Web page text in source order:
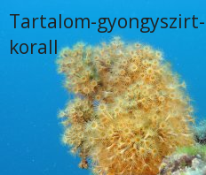
Tartalom-
korall